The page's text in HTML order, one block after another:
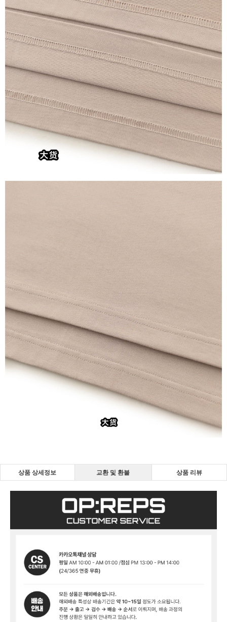
상품 상세정보 교환 및 환불 상품 리뷰